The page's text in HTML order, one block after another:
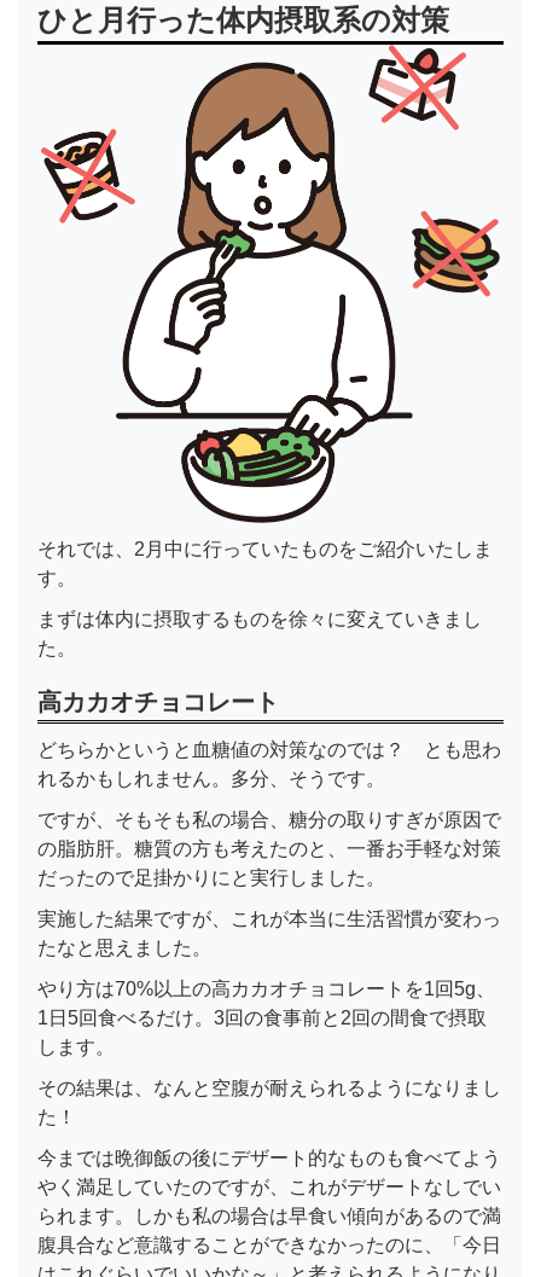
ひと月行った体内摂取系の対策
それでは、2月中に行っていたものをご紹介いたしま
す。
まずは体内に摂取するものを徐々に変えていきまし
た。
高カカオチョコレート
どちらかというと血糖値の対策なのでは？ とも思わ
れるかもしれません。多分、そうです。
ですが、そもそも私の場合、糖分の取りすぎが原因で
の脂肪肝。糖質の方も考えたのと、一番お手軽な対策
だったので足掛かりにと実行しました。
実施した結果ですが、これが本当に生活習慣が変わっ
たなと思えました。
やり方は70%以上の高カカオチョコレートを1回5g、
1日5回食べるだけ。3回の食事前と2回の間食で摂取
します。
その結果は、なんと空腹が耐えられるようになりまし
た！
今までは晩御飯の後にデザート的なものも食べてよう
やく満足していたのですが、これがデザートなしでい
られます。しかも私の場合は早食い傾向があるので満
腹具合など意識することができなかったのに、「今日